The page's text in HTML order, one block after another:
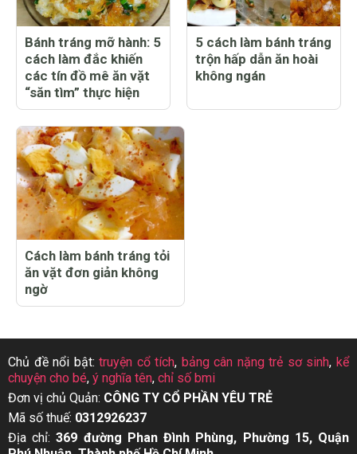
Bánh tráng mỡ hành: 5
cách làm đắc khiến
các tín đồ mê ăn vặt
“săn tìm” thực hiện
5 cách làm bánh tráng
trộn hấp dẫn ăn hoài
không ngán
Cách làm bánh tráng tỏi
ăn vặt đơn giản không
ngờ
Chủ đề nổi bật:truyện cổ tích, bảng cân nặng trẻ sơ sinh, kể
chuyện cho bé, ý nghĩa tên, chỉ số bmi
Đơn vị chủ Quản: CÔNG TY CỔ PHẦN YÊU TRẺ
Mã số thuế: 0312926237
Địa chỉ:369 đường Phan Đình Phùng, Phường 15, Quận